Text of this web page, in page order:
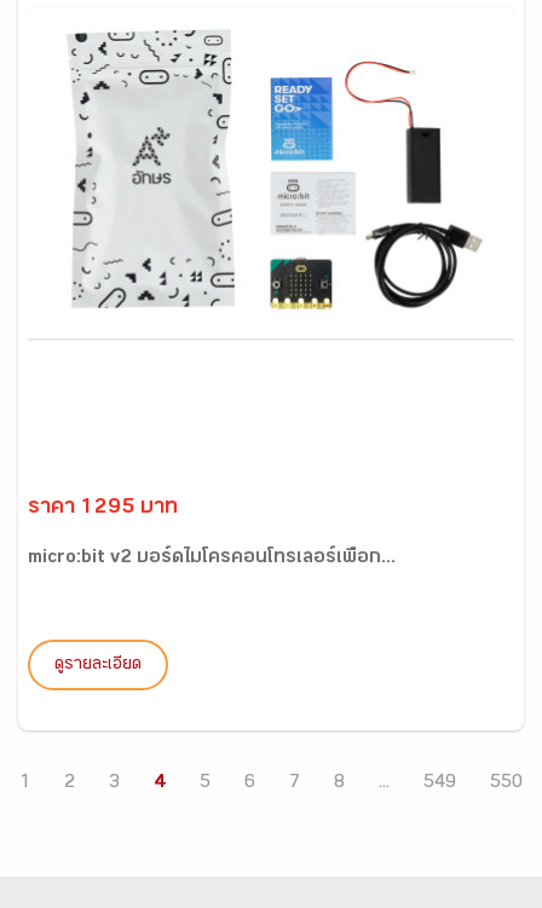
ราคา 1295 บาท
micro:bit v2 บอร์ดไมโครคอนโทรเลอร์เพื่อก...
ดูรายละเอียด
1 2 3 4 5 6 7 8 ... 549 550